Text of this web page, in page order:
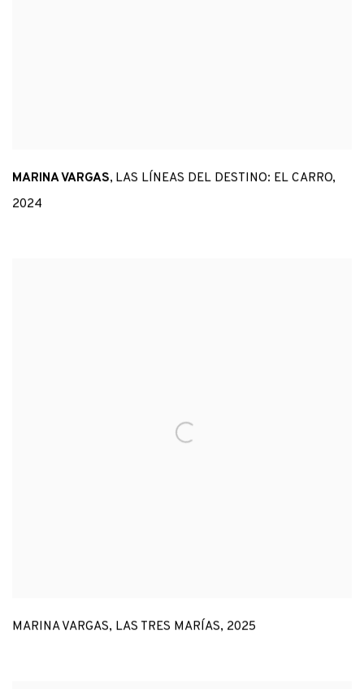
MARINA VARGAS, LAS LÍNEAS DEL DESTINO: EL CARRO,
2024
MARINA VARGAS, LAS TRES MARÍAS, 2025